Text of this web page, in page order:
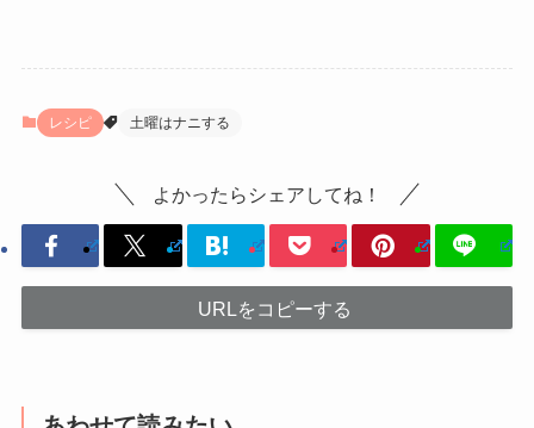
レシピ 土曜はナニする
よかったらシェアしてね！
URLをコピーする